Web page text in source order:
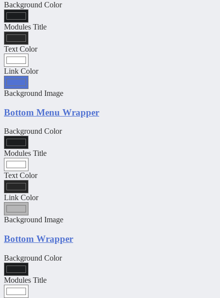
Background Color
Modules Title
Text Color
Link Color
Background Image
Bottom Menu Wrapper
Background Color
Modules Title
Text Color
Link Color
Background Image
Bottom Wrapper
Background Color
Modules Title